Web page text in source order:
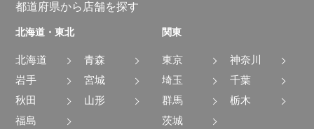
都道府県から店舗を探す
北海道・東北
北海道
青森
岩手
宮城
秋田
山形
福島
関東
東京
神奈川
埼玉
千葉
群馬
栃木
茨城